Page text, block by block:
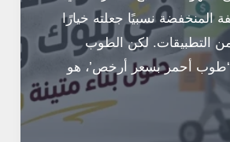
المنخفضة نسبيًا جعلته خيارًا
التطبيقات. لكن الطوب
أحمر بسعر أرخص’، هو